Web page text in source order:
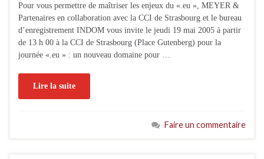
Pour vous permettre de maîtriser les enjeux du «.eu », MEYER &
Partenaires en collaboration avec la CCI de Strasbourg et le bureau
d’enregistrement INDOM vous invite le jeudi 19 mai 2005 à partir
de 13 h 00 à la CCI de Strasbourg (Place Gutenberg) pour la
journée «.eu » : un nouveau domaine pour …
Lire la suite
Faire un commentaire